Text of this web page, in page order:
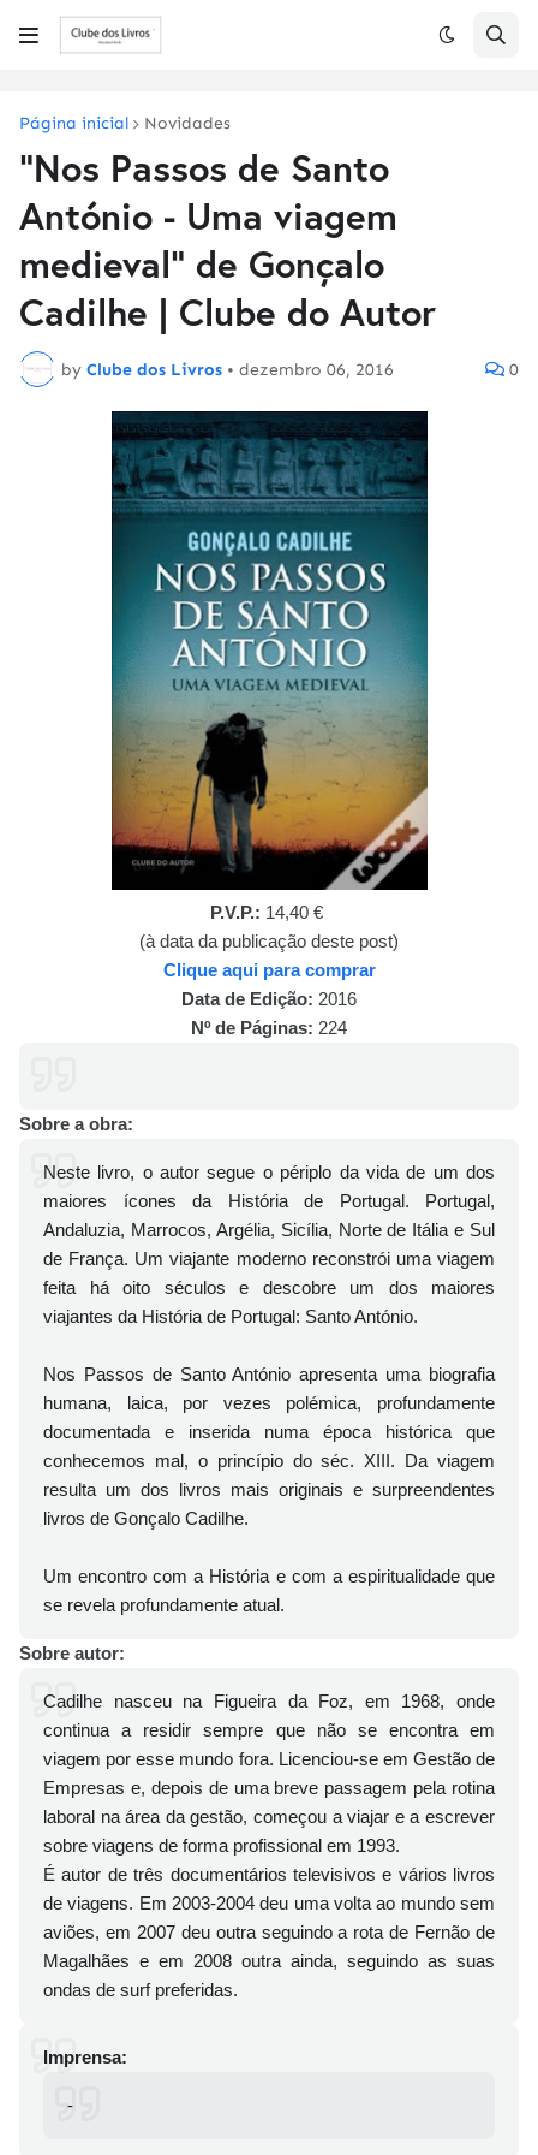
Página inicial Novidades
"Nos Passos de Santo
António - Uma viagem
medieval" de Gonçalo
Cadilhe | Clube do Autor
by Clube dos Livros • dezembro 06, 2016 0
P.V.P.: 14,40 €
(à data da publicação deste post)
Clique aqui para comprar
Data de Edição: 2016
Nº de Páginas: 224
Sobre a obra:
Neste livro, o autor segue o périplo da vida de um dos
maiores ícones da História de Portugal. Portugal,
Andaluzia, Marrocos, Argélia, Sicília, Norte de Itália e Sul
de França. Um viajante moderno reconstrói uma viagem
feita há oito séculos e descobre um dos maiores
viajantes da História de Portugal: Santo António.
Nos Passos de Santo António apresenta uma biografia
humana, laica, por vezes polémica, profundamente
documentada e inserida numa época histórica que
conhecemos mal, o princípio do séc. XIII. Da viagem
resulta um dos livros mais originais e surpreendentes
livros de Gonçalo Cadilhe.
Um encontro com a História e com a espiritualidade que
se revela profundamente atual.
Sobre autor:
Cadilhe nasceu na Figueira da Foz, em 1968, onde
continua a residir sempre que não se encontra em
viagem por esse mundo fora. Licenciou-se em Gestão de
Empresas e, depois de uma breve passagem pela rotina
laboral na área da gestão, começou a viajar e a escrever
sobre viagens de forma profissional em 1993.
É autor de três documentários televisivos e vários livros
de viagens. Em 2003-2004 deu uma volta ao mundo sem
aviões, em 2007 deu outra seguindo a rota de Fernão de
Magalhães e em 2008 outra ainda, seguindo as suas
ondas de surf preferidas.
Imprensa:
-